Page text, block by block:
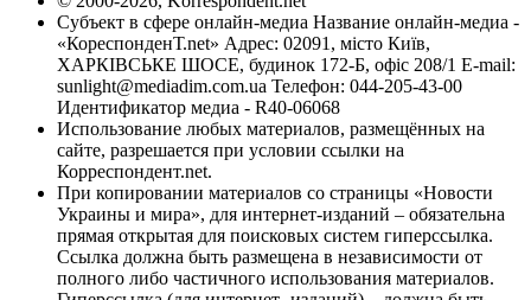
Субъект в сфере онлайн-медиа Название онлайн-медиа -
«КореспонденТ.net» Адрес: 02091, місто Київ,
ХАРКІВСЬКЕ ШОСЕ, будинок 172-Б, офіс 208/1 E-mail:
sunlight@mediadim.com.ua Телефон: 044-205-43-00
Идентификатор медиа - R40-06068
Использование любых материалов, размещённых на
сайте, разрешается при условии ссылки на
Корреспондент.net.
При копировании материалов со страницы «Новости
Украины и мира», для интернет-изданий – обязательна
прямая открытая для поисковых систем гиперссылка.
Ссылка должна быть размещена в независимости от
полного либо частичного использования материалов.